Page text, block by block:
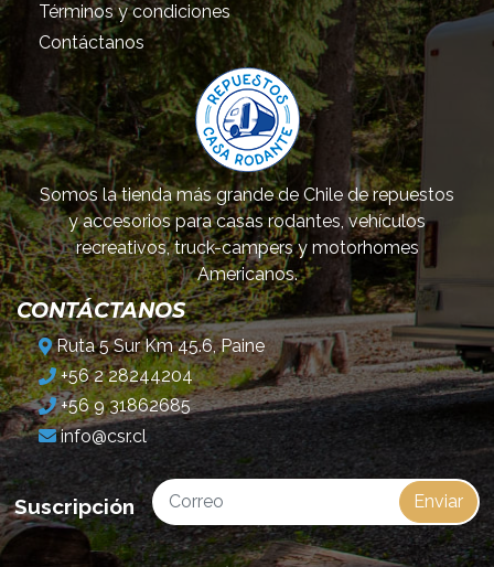
Términos y condiciones
Contáctanos
Somos la tienda más grande de Chile de repuestos
y accesorios para casas rodantes, vehículos
recreativos, truck-campers y motorhomes
Americanos.
CONTÁCTANOS
Ruta 5 Sur Km 45.6, Paine
+56 2 28244204
+56 9 31862685
info@csr.cl
Suscripción Enviar